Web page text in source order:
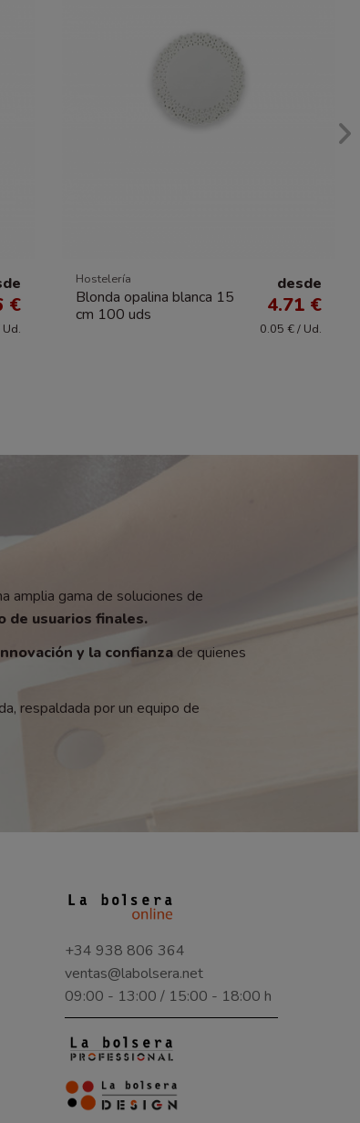
€
Hostelería
Blonda opalina blanca 15
cm 100 uds
desde
4.71 €
0.05 € / Ud.
amplia gama de soluciones de
de usuarios finales.
y la confianzade quienes
respaldada por un equipo de
+34 938 806 364
ventas@labolsera.net
09:00 - 13:00 / 15:00 - 18:00 h